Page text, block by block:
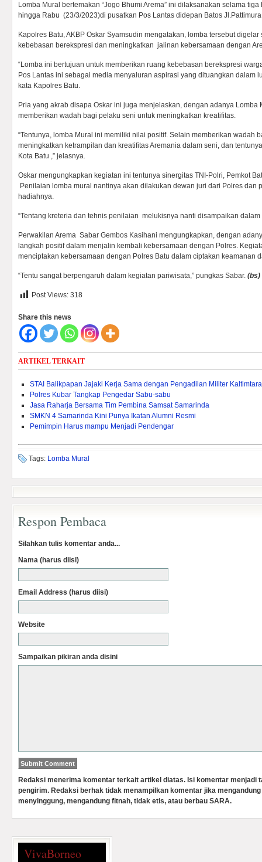
Lomba Mural bertemakan “Jogo Bhumi Arema” ini dilaksanakan selama
hingga Rabu (23/3/2023)di pusatkan Pos Lantas didepan Batos
Kapolres Batu, AKBP Oskar Syamsudin mengatakan, lomba tersebut
kebebasan berekspresi dan meningkatkan jalinan kebersamaan dengan
“Lomba ini bertujuan untuk memberikan ruang kebebasan berekspresi
Pos Lantas ini sebagai media menyaluran aspirasi yang dituangkan dalam
kata Kapolres Batu.
Pria yang akrab disapa Oskar ini juga menjelaskan, dengan adanya Lomba
memberikan wadah bagi pelaku seni untuk meningkatkan kreatifitas.
“Tentunya, lomba Mural ini memiliki nilai positif. Selain memberikan wadah
meningkatkan ketrampilan dan kreatifitas Aremania dalam seni, dan
Kota Batu ,” jelasnya.
Oskar mengungkapkan kegiatan ini tentunya sinergitas TNI-Polri, Pemkot
Penilaian lomba mural nantinya akan dilakukan dewan juri dari Polres dan
hadiahnya.
“Tentang kreteria dan tehnis penilaian melukisnya nanti disampaikan
Perwakilan Arema Sabar Gembos Kasihani mengungkapkan, dengan
langkah positif dalam menjalin kembali kebersamaan dengan Polres.
menciptakan kebersamaan dengan Polres Batu dalam ciptakan keamanan
“Tentu sangat berpengaruh dalam kegiatan pariwisata,” pungkas Sabar. (bs)
Post Views: 318
Share this news
ARTIKEL TERKAIT
STAI Balikpapan Jajaki Kerja Sama dengan Pengadilan Militer Kaltimtara
Polres Kubar Tangkap Pengedar Sabu-sabu
Jasa Raharja Bersama Tim Pembina Samsat Samarinda
SMKN 4 Samarinda Kini Punya Ikatan Alumni Resmi
Pemimpin Harus mampu Menjadi Pendengar
Tags: Lomba Mural
Respon Pembaca
Silahkan tulis komentar anda...
Nama (harus diisi)
Email Address (harus diisi)
Website
Sampaikan pikiran anda disini
Redaksi menerima komentar terkait artikel diatas. Isi komentar menjadi
pengirim. Redaksi berhak tidak menampilkan komentar jika
menyinggung, mengandung fitnah, tidak etis, atau berbau SARA.
VivaBorneo